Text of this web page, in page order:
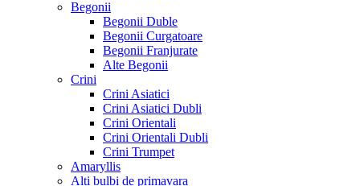
Begonii
Begonii Duble
Begonii Curgatoare
Begonii Franjurate
Alte Begonii
Crini
Crini Asiatici
Crini Asiatici Dubli
Crini Orientali
Crini Orientali Dubli
Crini Trumpet
Amaryllis
Alti bulbi de primavara